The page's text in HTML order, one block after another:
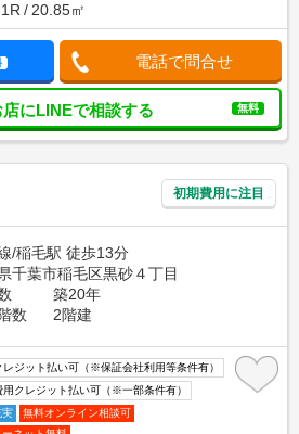
1R 20.85㎡
電話で問合せ
店にLINEで相談する 無料
初期費用に注目
/稲毛駅 徒歩13分
千葉市稲毛区黒砂４丁目
築20年
数
2階建
レジット払い可（※保証会社利用等条件有）
用クレジット払い可（※一部条件有）
実
無料オンライン相談可